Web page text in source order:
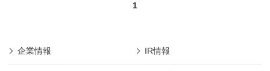
1
企業情報 IR情報